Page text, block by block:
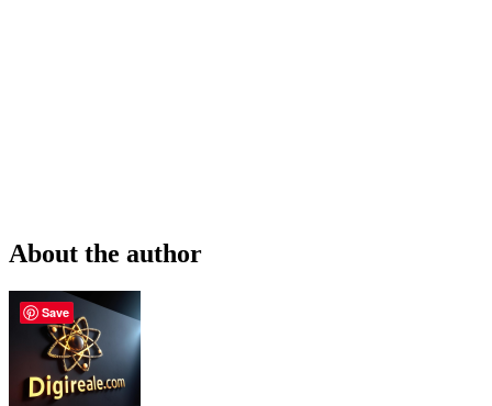
About the author
Save